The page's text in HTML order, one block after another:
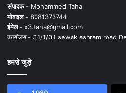
संपादक - Mohammed Taha
मोबाइल - 8081373744
ईमेल - x3.taha@gmail.com
कार्यालय - 34/1/34 sewak ashram road
हमसे जुड़े